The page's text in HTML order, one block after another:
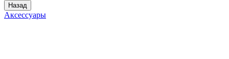
Назад
Аксессуары